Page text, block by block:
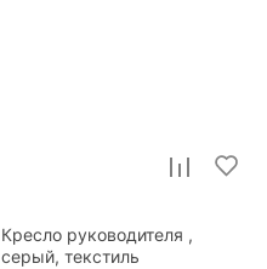
Кресло руководителя ,
серый, текстиль